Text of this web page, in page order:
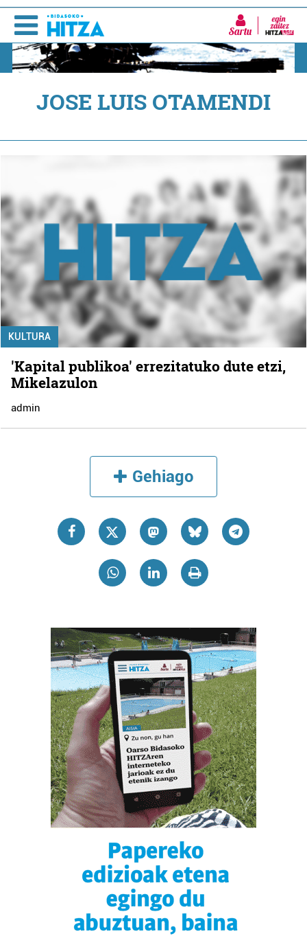
Sartu
JOSE LUIS OTAMENDI
KULTURA
'Kapital publikoa' errezitatuko dute etzi,
Mikelazulon
admin
Gehiago